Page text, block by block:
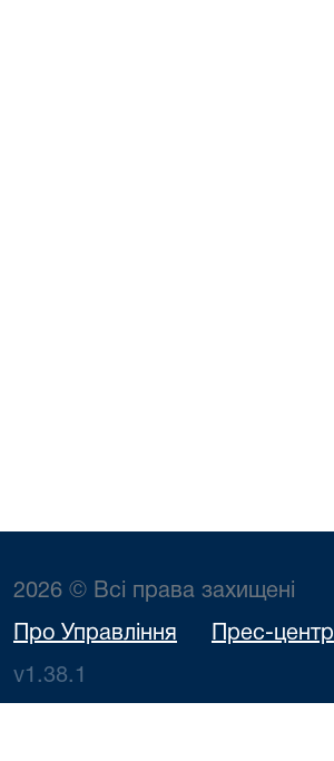
2026 © Всі права захищені
Про Управління Прес-центр
v1.38.1